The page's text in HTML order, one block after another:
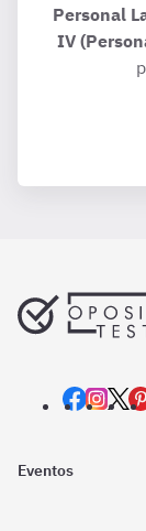
Personal
IV
Eventos